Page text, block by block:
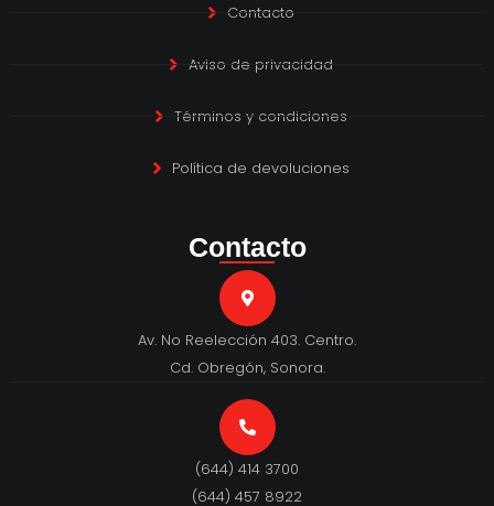
Contacto
Aviso de privacidad
Términos y condiciones
Política de devoluciones
Contacto
Av. No Reelección 403. Centro.
Cd. Obregón, Sonora.
(644) 414 3700
(644) 457 8922